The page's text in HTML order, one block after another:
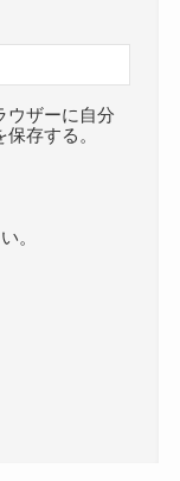
ウザーに自分
存する。
。